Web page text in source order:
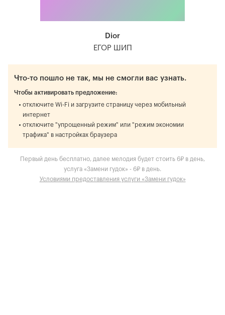
Dior
ЕГОР ШИП
Что-то пошло не так, мы не смогли вас узнать.
Чтобы активировать предложение:
отключите Wi-Fi и загрузите страницу через мобильный
интернет
отключите "упрощенный режим" или "режим экономии
трафика" в настройках браузера
Первый день бесплатно, далее мелодия будет стоить 6₽ в день,
услуга «Замени гудок» - 6₽ в день.
Условиями предоставления услуги «Замени гудок»